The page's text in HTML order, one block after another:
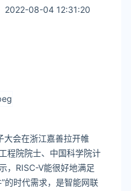
2022-08-04 12:31:20
会在浙江嘉善拉开帷
程院院士、中国科学院计
，RISC-V能很好地满足
的时代需求，是智能网联